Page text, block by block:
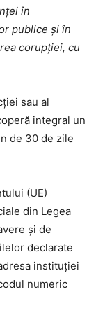
în
publice şi în
corupţiei, cu
sau al
integral un
de 30 de zile
(UE)
din Legea
și de
declarate
instituţiei
numeric